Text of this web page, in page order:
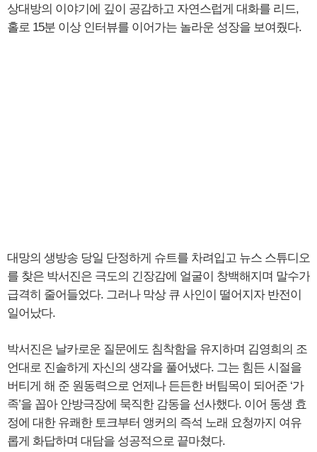
상대방의 이야기에 깊이 공감하고 자연스럽게 대화를 리드,
홀로 15분 이상 인터뷰를 이어가는 놀라운 성장을 보여줬다.
대망의 생방송 당일 단정하게 슈트를 차려입고 뉴스 스튜디오
를 찾은 박서진은 극도의 긴장감에 얼굴이 창백해지며 말수가
급격히 줄어들었다. 그러나 막상 큐 사인이 떨어지자 반전이
일어났다.
박서진은 날카로운 질문에도 침착함을 유지하며 김영희의 조
언대로 진솔하게 자신의 생각을 풀어냈다. 그는 힘든 시절을
버티게 해 준 원동력으로 언제나 든든한 버팀목이 되어준 ‘가
족’을 꼽아 안방극장에 묵직한 감동을 선사했다. 이어 동생 효
정에 대한 유쾌한 토크부터 앵커의 즉석 노래 요청까지 여유
롭게 화답하며 대담을 성공적으로 끝마쳤다.